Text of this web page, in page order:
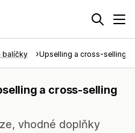
balíčky Upselling a cross-selling
a cross-selling
vhodné doplňky